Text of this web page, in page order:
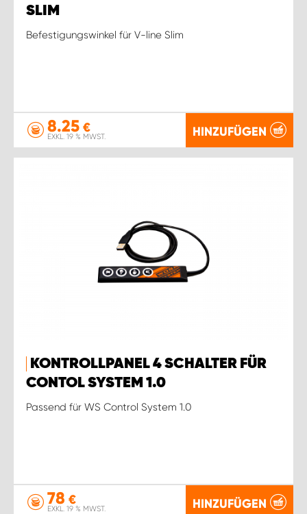
SLIM
Befestigungswinkel für V-line Slim
8.25 €
EXKL. 19 % MWST. HINZUFÜGEN
KONTROLLPANEL 4 SCHALTER FÜR
CONTOL SYSTEM 1.0
Passend für WS Control System 1.0
78 €
EXKL. 19 % MWST. HINZUFÜGEN